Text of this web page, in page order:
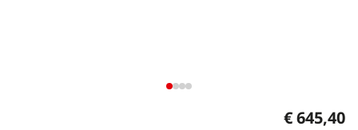
€ 645,40